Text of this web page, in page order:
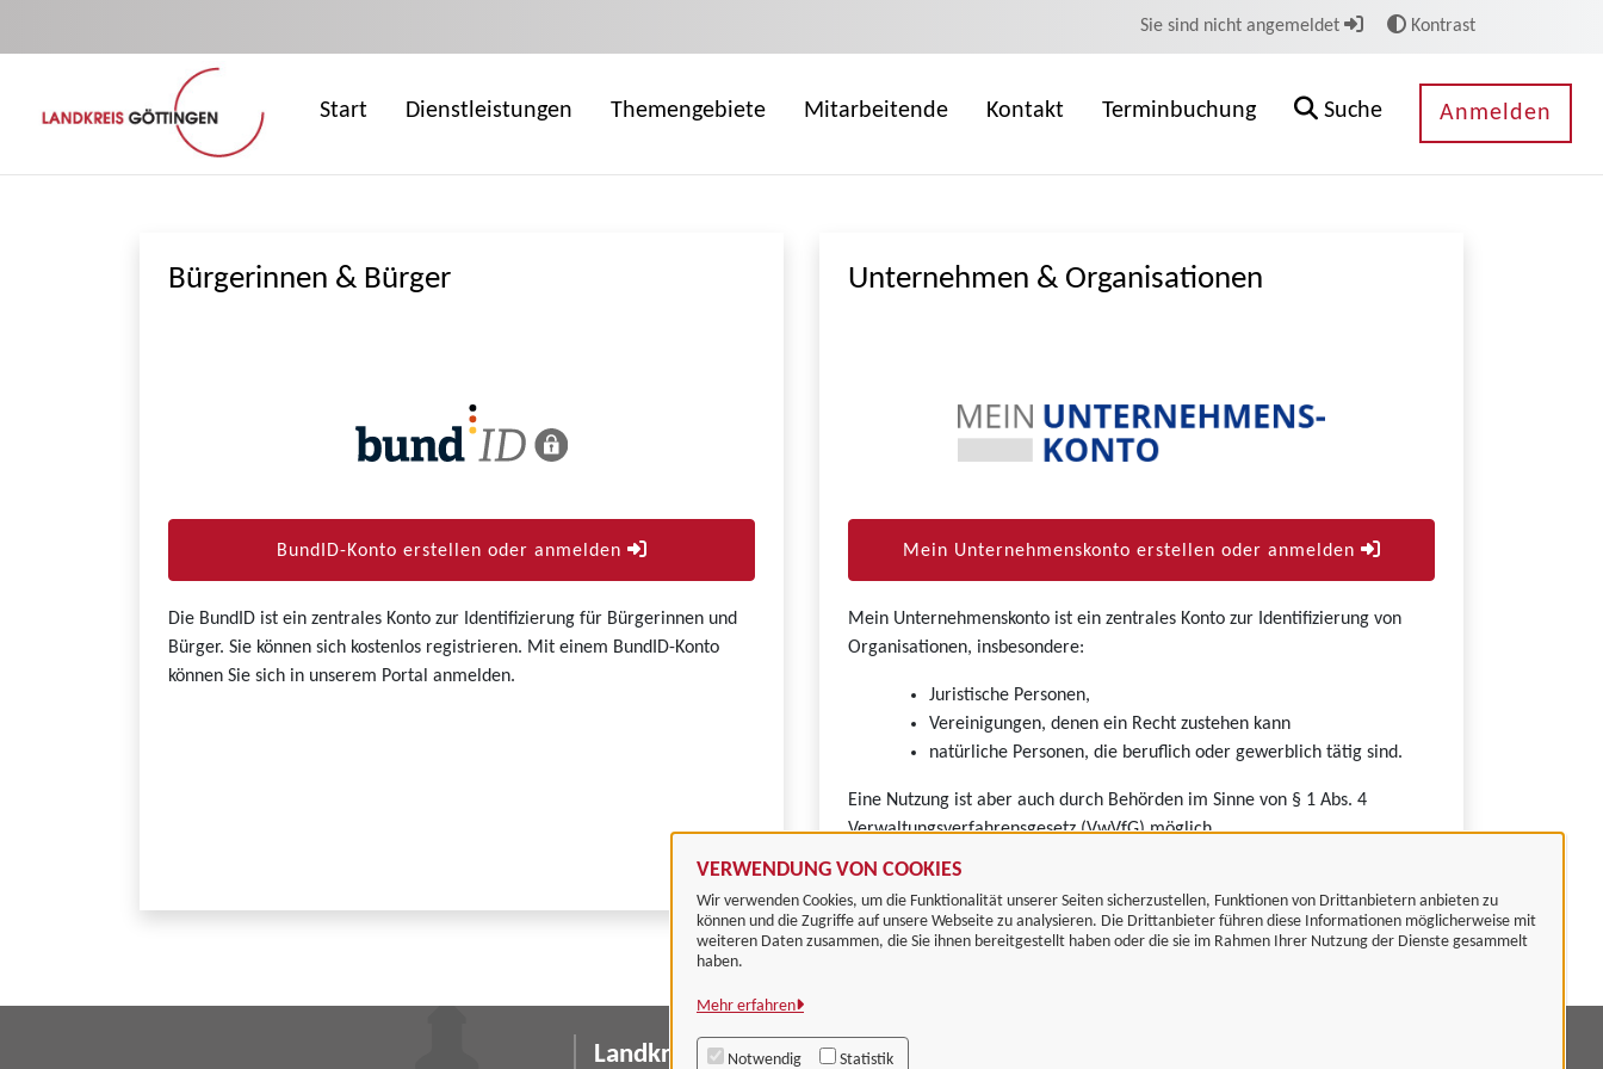
VERWENDUNG VON COOKIES
Wir verwenden Cookies, um die Funktionalität unserer Seiten sicherzustellen, Funktionen von Drittanbietern anbieten zu
können und die Zugriffe auf unsere Webseite zu analysieren. Die Drittanbieter führen diese Informationen möglicherweise mit
weiteren Daten zusammen, die Sie ihnen bereitgestellt haben oder die sie im Rahmen Ihrer Nutzung der Dienste gesammelt
haben.
Mehr erfahren
Notwendig Statistik
Sie sind nicht angemeldet Kontrast
Start Dienstleistungen Themengebiete Mitarbeitende Kontakt Terminbuchung Suche Anmelden
Bürgerinnen & Bürger
BundID-Konto erstellen oder anmelden
Die BundID ist ein zentrales Konto zur Identifizierung für Bürgerinnen und
Bürger. Sie können sich kostenlos registrieren. Mit einem BundID-Konto
können Sie sich in unserem Portal anmelden.
Unternehmen & Organisationen
Mein Unternehmenskonto erstellen oder anmelden
Mein Unternehmenskonto ist ein zentrales Konto zur Identifizierung von
Organisationen, insbesondere:
Juristische Personen,
Vereinigungen, denen ein Recht zustehen kann
natürliche Personen, die beruflich oder gewerblich tätig sind.
Eine Nutzung ist aber auch durch Behörden im Sinne von § 1 Abs. 4
Verwaltungsverfahrensgesetz (VwVfG) möglich.
Landkreis Göttingen